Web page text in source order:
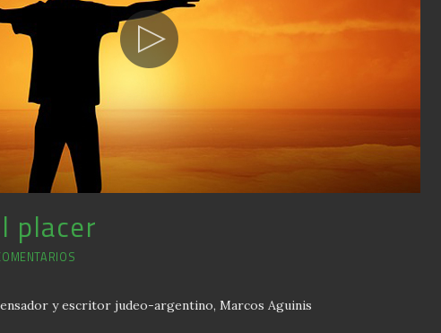
placer
y escritor judeo-argentino, Marcos Aguinis